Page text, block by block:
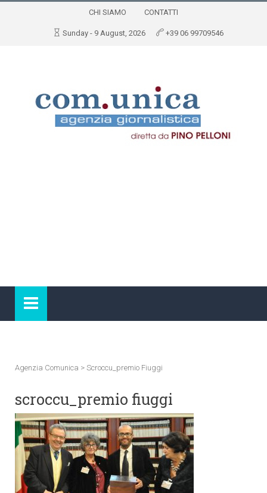
CHI SIAMO CONTATTI
Sunday - 9 August, 2026 +39 06 99709546
Agenzia Comunica > Scroccu_premio Fiuggi
scroccu_premio fiuggi